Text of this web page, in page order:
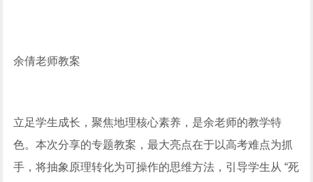
余倩老师教案
立足学生成长，聚焦地理核心素养，是余老师的教学特
色。本次分享的专题教案，最大亮点在于以高考难点为抓
手，将抽象原理转化为可操作的思维方法，引导学生从 “死